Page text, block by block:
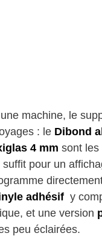
machine, le
: le Dibond
4 mm sont les
suffit pour un
adhésif y
et une version
peu éclairées.